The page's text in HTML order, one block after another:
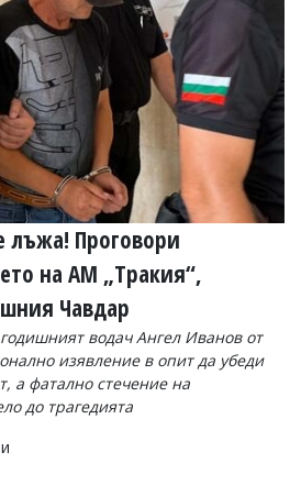
лъжа! Проговори
на АМ „Тракия“,
Чавдар
водач Ангел Иванов от
изявление в опит да убеди
а фатално стечение на
до трагедията